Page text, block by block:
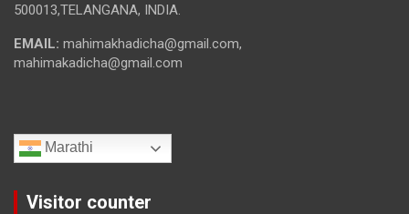
500013,TELANGANA, INDIA.
EMAIL: mahimakhadicha@gmail.com,
mahimakadicha@gmail.com
Marathi
Visitor counter